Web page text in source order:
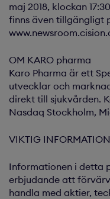
maj 2018, klockan
finns även tillgängligt
OM KARO pharma
Karo Pharma är ett
utvecklar och
direkt till sjukvården.
Nasdaq Stockholm,
VIKTIG INFORMATION
Informationen i detta
erbjudande att
handla med aktier,